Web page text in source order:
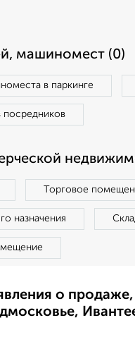
машиномест (0)
в паркинге
посредников
Торговое
назначения
о